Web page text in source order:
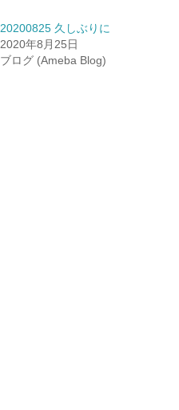
20200825 久しぶりに
2020年8月25日
ブログ (Ameba Blog)